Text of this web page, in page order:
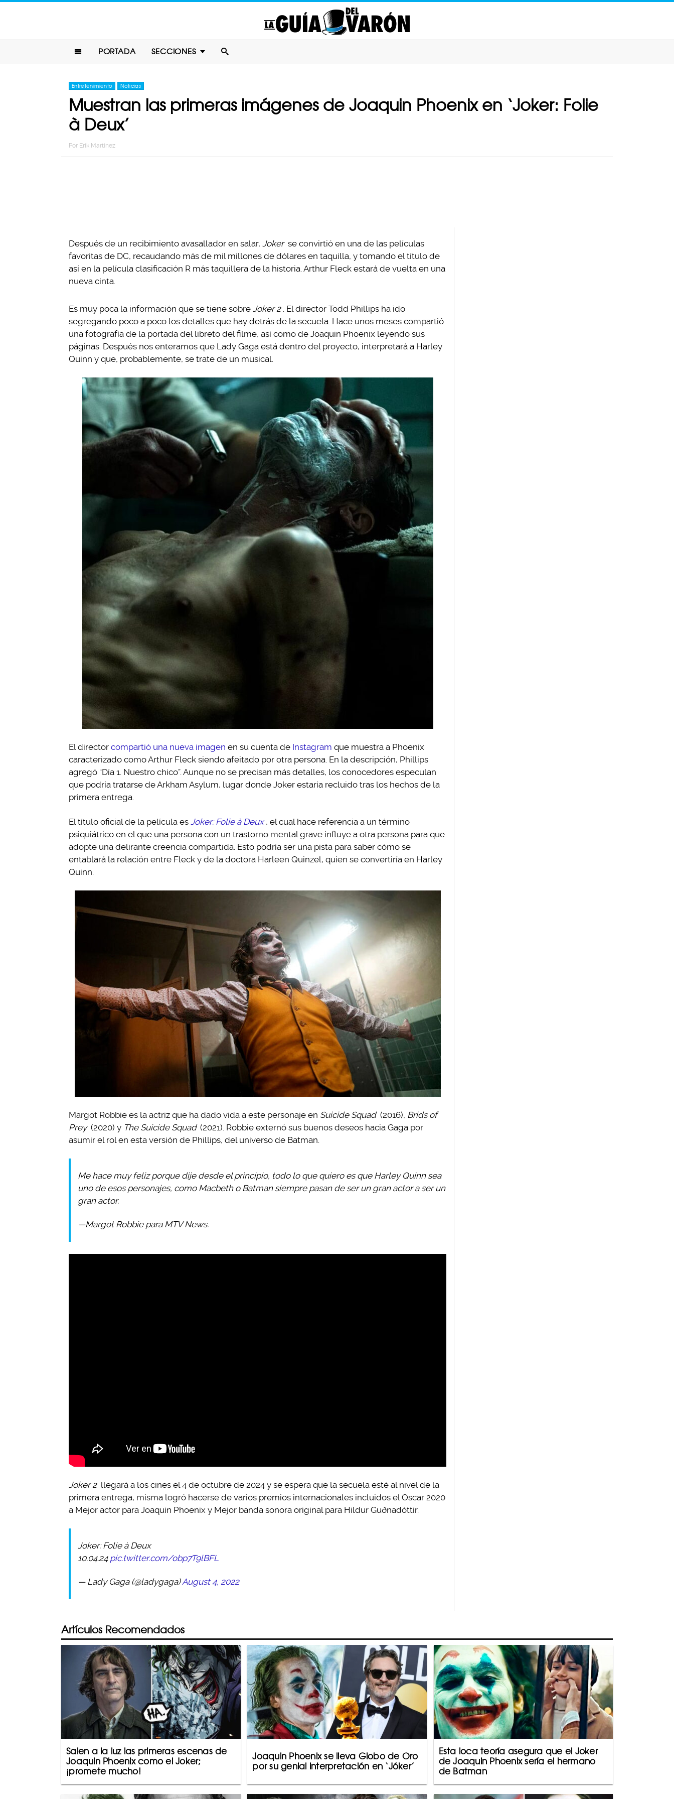
PORTADA SECCIONES
Entretenimiento Noticias
Muestran las primeras imágenes de Joaquin Phoenix en ‘Joker: Folie
à Deux’
Por Erik Martinez
Después de un recibimiento avasallador en salar, Joker se convirtió en una de las películas
favoritas de DC, recaudando más de mil millones de dólares en taquilla, y tomando el título de
así en la película clasificación R más taquillera de la historia. Arthur Fleck estará de vuelta en una
nueva cinta.
Es muy poca la información que se tiene sobre Joker 2 . El director Todd Phillips ha ido
segregando poco a poco los detalles que hay detrás de la secuela. Hace unos meses compartió
una fotografía de la portada del libreto del filme, así como de Joaquin Phoenix leyendo sus
páginas. Después nos enteramos que Lady Gaga está dentro del proyecto, interpretará a Harley
Quinn y que, probablemente, se trate de un musical.
El director compartió una nueva imagen en su cuenta de Instagram que muestra a Phoenix
caracterizado como Arthur Fleck siendo afeitado por otra persona. En la descripción, Phillips
agregó “Día 1. Nuestro chico”. Aunque no se precisan más detalles, los conocedores especulan
que podría tratarse de Arkham Asylum, lugar donde Joker estaría recluido tras los hechos de la
primera entrega.
El título oficial de la película es Joker: Folie à Deux , el cual hace referencia a un término
psiquiátrico en el que una persona con un trastorno mental grave influye a otra persona para que
adopte una delirante creencia compartida. Esto podría ser una pista para saber cómo se
entablará la relación entre Fleck y de la doctora Harleen Quinzel, quien se convertiría en Harley
Quinn.
Margot Robbie es la actriz que ha dado vida a este personaje en Suicide Squad (2016), Brids of
Prey (2020) y The Suicide Squad (2021). Robbie externó sus buenos deseos hacia Gaga por
asumir el rol en esta versión de Phillips, del universo de Batman.
Me hace muy feliz porque dije desde el principio, todo lo que quiero es que Harley Quinn sea
uno de esos personajes, como Macbeth o Batman siempre pasan de ser un gran actor a ser un
gran actor.
—Margot Robbie para MTV News.
Joker 2 llegará a los cines el 4 de octubre de 2024 y se espera que la secuela esté al nivel de la
primera entrega, misma logró hacerse de varios premios internacionales incluidos el Oscar 2020
a Mejor actor para Joaquin Phoenix y Mejor banda sonora original para Hildur Guðnadóttir.
Joker: Folie à Deux
10.04.24 pic.twitter.com/obp7T9lBFL
— Lady Gaga (@ladygaga)August 4, 2022
Artículos Recomendados
Salen a la luz las primeras escenas de
Joaquin Phoenix como el Joker;
¡promete mucho!
Joaquin Phoenix se lleva Globo de Oro
por su genial interpretación en ‘Jóker’
Esta loca teoría asegura que el Joker
de Joaquin Phoenix sería el hermano
de Batman